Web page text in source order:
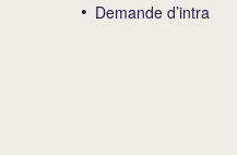
Demande d’intra